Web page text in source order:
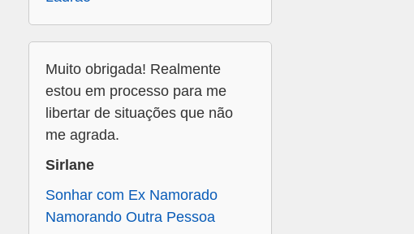
Muito obrigada! Realmente
estou em processo para me
libertar de situações que não
me agrada.
Sirlane
Sonhar com Ex Namorado
Namorando Outra Pessoa